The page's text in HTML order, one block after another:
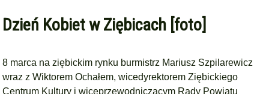
Dzień Kobiet w Ziębicach [foto]
8 marca na ziębickim rynku burmistrz Mariusz Szpilarewicz
wraz z Wiktorem Ochałem, wicedyrektorem Ziębickiego
Centrum Kultury i wiceprzewodniczącym Rady Powiatu